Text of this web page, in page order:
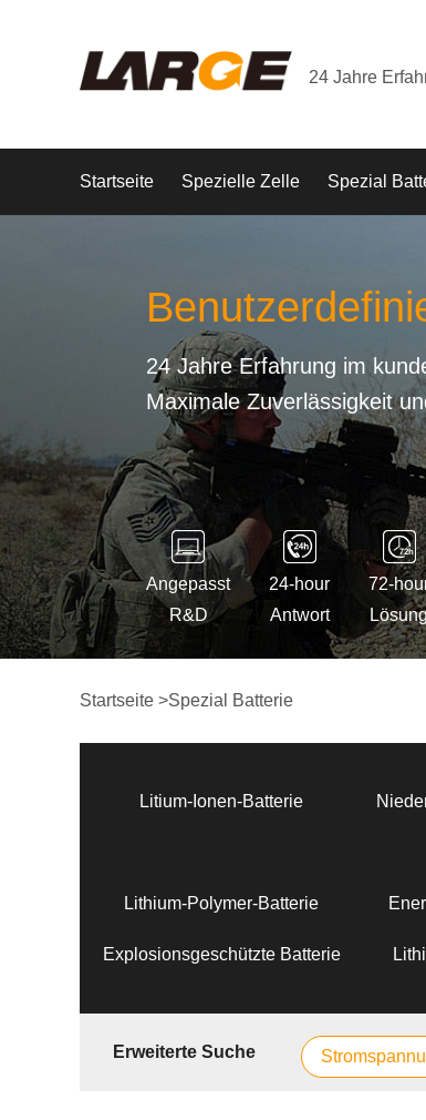
24 Jahre
Startseite Spezielle Zelle Spezial
24 Jahre Erfahrung im
Maximale Zuverlässigkeit
Angepasst
R&D
24-hour
Antwort
72-
Startseite >Spezial Batterie
Litium-Ionen-Batterie
Lithium-Polymer-Batterie
Explosionsgeschützte Batterie
Erweiterte Suche